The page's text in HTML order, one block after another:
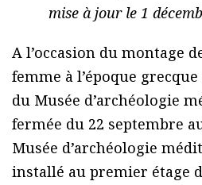
mise à jour le 1
A l’occasion du montage
femme à l’époque
du Musée d’archéologie
fermée du 22 septembre
Musée d’archéologie
installé au premier étage